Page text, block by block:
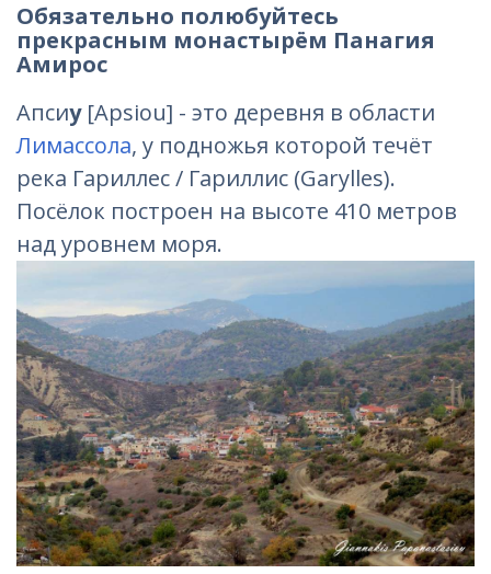
Обязательно полюбуйтесь
прекрасным монастырём Панагия
Амирос
Апсиу[Apsiou] - это деревня в области
Лимассола, у подножья которой течёт
река Гариллес / Гариллис (Garylles).
Посёлок построен на высоте 410 метров
над уровнем моря.